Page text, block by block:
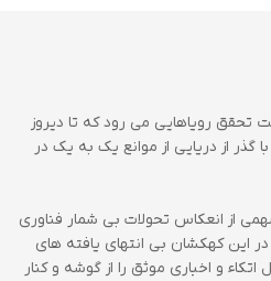
تحقق رویاهایی می رود که تا دیروز
از دریایی از موانع یک به یک در
از انعکاس تحولات بی شمار فناوری
این کهکشان بی انتهای یافته های
و اخباری موثق را از گوشه و کنار